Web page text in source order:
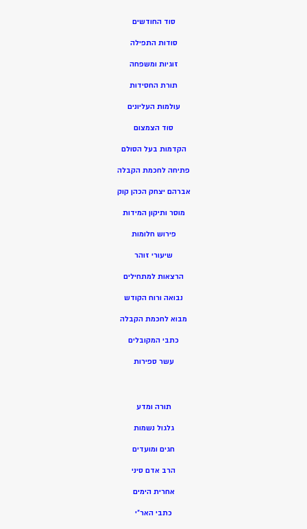
סוד החודשים
סודות התפילה
זוגיות ומשפחה
תורת החסידות
עולמות העליונים
סוד הצמצום
הקדמות בעל הסולם
פתיחה לחכמת הקבלה
אברהם יצחק הכהן קוק
מוסר ותיקון המידות
פירוש חלומות
שיעורי זוהר
הרצאות למתחילים
נבואה ורוח הקודש
מבוא לחכמת הקבלה
כתבי המקובלים
עשר ספירות
תורה ומדע
גלגול נשמות
חגים ומועדים
הרב אדם סיני
אחרית הימים
כתבי האר”י